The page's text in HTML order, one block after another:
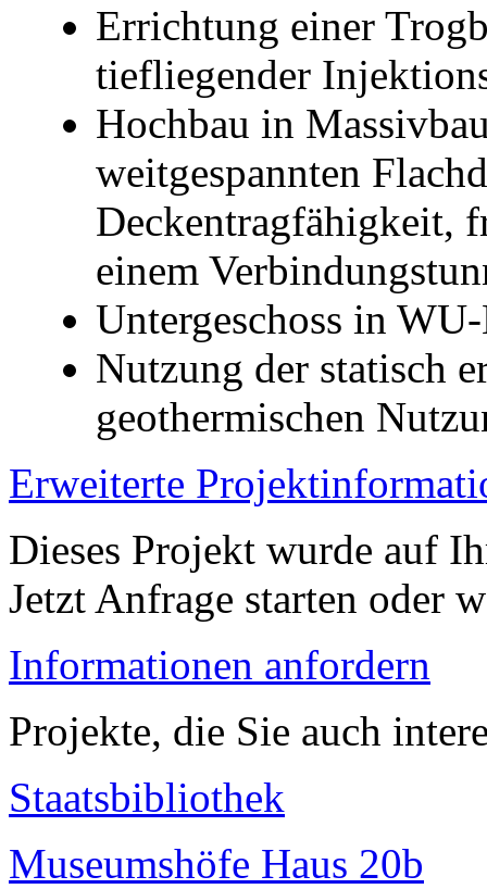
Errichtung einer
tiefliegender
Hochbau in
weitgespannten
Deckentragfähigkeit,
einem
Untergeschoss in
Nutzung der statisch
geothermischen
Erweiterte
Dieses Projekt wurde auf
Jetzt Anfrage starten oder
Informationen anfordern
Projekte, die Sie auch
Staatsbibliothek
Museumshöfe Haus 20b